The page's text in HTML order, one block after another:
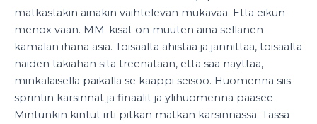
matkastakin ainakin vaihtelevan mukavaa. Että eikun
menox vaan. MM-kisat on muuten aina sellanen
kamalan ihana asia. Toisaalta ahistaa ja jännittää, toisaalta
näiden takiahan sitä treenataan, että saa näyttää,
minkälaisella paikalla se kaappi seisoo. Huomenna siis
sprintin karsinnat ja finaalit ja ylihuomenna pääsee
Mintunkin kintut irti pitkän matkan karsinnassa. Tässä